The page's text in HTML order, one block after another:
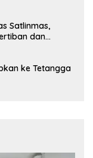
Satlinmas,
dan
ke Tetangga